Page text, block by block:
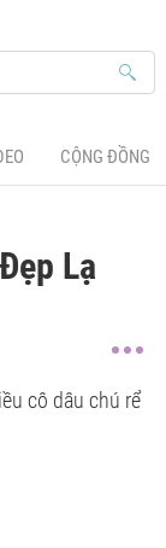
CỘNG ĐỒNG
Lạ
cô dâu chú rể